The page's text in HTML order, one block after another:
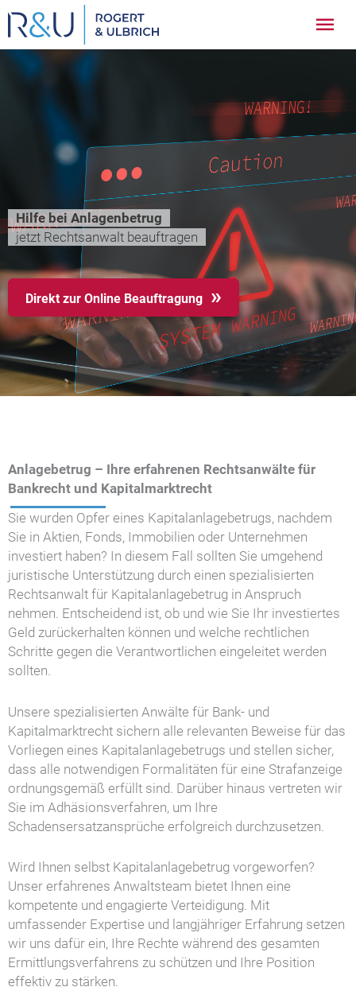
Zum
Inhalt
springen
Hilfe bei Anlagenbetrug
jetzt Rechtsanwalt beauftragen
Direkt zur Online Beauftragung
Anlagebetrug – Ihre erfahrenen Rechtsanwälte für
Bankrecht und Kapitalmarktrecht
Sie wurden Opfer eines Kapitalanlagebetrugs, nachdem
Sie in Aktien, Fonds, Immobilien oder Unternehmen
investiert haben? In diesem Fall sollten Sie umgehend
juristische Unterstützung durch einen spezialisierten
Rechtsanwalt für Kapitalanlagebetrug in Anspruch
nehmen. Entscheidend ist, ob und wie Sie Ihr investiertes
Geld zurückerhalten können und welche rechtlichen
Schritte gegen die Verantwortlichen eingeleitet werden
sollten.
Unsere spezialisierten Anwälte für Bank- und
Kapitalmarktrecht sichern alle relevanten Beweise für das
Vorliegen eines Kapitalanlagebetrugs und stellen sicher,
dass alle notwendigen Formalitäten für eine Strafanzeige
ordnungsgemäß erfüllt sind. Darüber hinaus vertreten wir
Sie im Adhäsionsverfahren, um Ihre
Schadensersatzansprüche erfolgreich durchzusetzen.
Wird Ihnen selbst Kapitalanlagebetrug vorgeworfen?
Unser erfahrenes Anwaltsteam bietet Ihnen eine
kompetente und engagierte Verteidigung. Mit
umfassender Expertise und langjähriger Erfahrung setzen
wir uns dafür ein, Ihre Rechte während des gesamten
Ermittlungsverfahrens zu schützen und Ihre Position
effektiv zu stärken.